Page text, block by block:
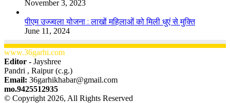
November 3, 2023
पीएम उज्ज्वला योजना : लाखों महिलाओं को मिली धुएं से मुक्ति
June 11, 2024
www.36garhi.com
Editor - Jayshree
Pandri , Raipur (c.g.)
Email: 36garhikhabar@gmail.com
mo.9425512935
© Copyright 2026, All Rights Reserved